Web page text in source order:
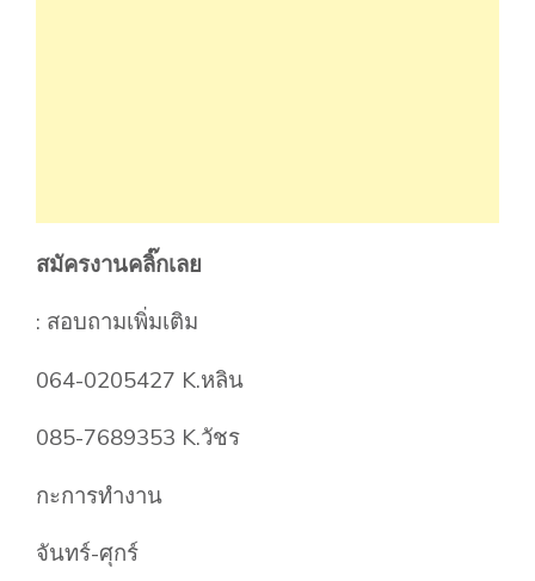
สมัครงานคลิ๊กเลย
: สอบถามเพิ่มเติม
064-0205427 K.หลิน
085-7689353 K.วัชร
กะการทำงาน
จันทร์-ศุกร์